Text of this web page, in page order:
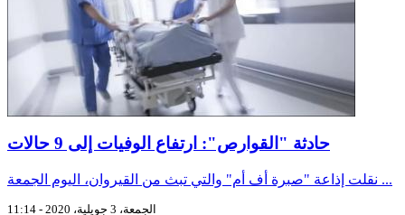
حادثة "القوارص": ارتفاع الوفيات إلى 9 حالات
نقلت إذاعة "صبرة أف أم" والتي تبث من القيروان، اليوم الجمعة ...
الجمعة، 3 جويلية، 2020 - 11:14